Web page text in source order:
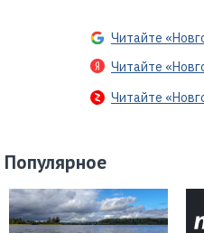
Читайте
Читайте
Читайте
Популярное